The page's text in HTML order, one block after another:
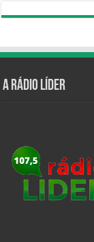
A Rádio Líder